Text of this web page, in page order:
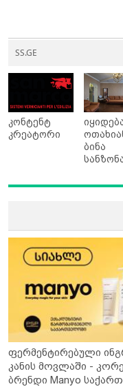
SS.GE
კონტენტ
კრეატორი
ბინა
ფერმენტირებული
კანის მოვლაში -
ბრენდი Manyo